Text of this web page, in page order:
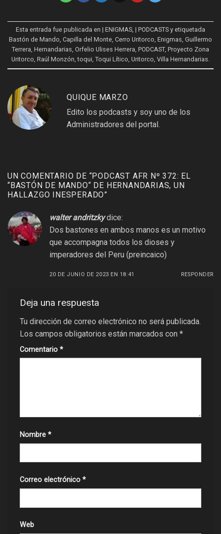
Esta entrada fue publicada en | ENIGMAS | PODCASTS y etiquetada
Bastón de Mando Capilla del Monte Cerro Uritorco Enigmas Guillermo
Terrera Hernandarias Orfelio Ulises Herrera PODCAST, Proyecto Zona
Uritorco Raúl Monzón ,toqui Toqui Lítico Uritorco Villa Hernandarias
QUIQUE MARZO
Edito los podcasts y soy uno de los
Administradores del portal.
UN COMENTARIO DE “PODCAST AFR Nº 372: EL
“BASTÓN DE MANDO“ DE HERNANDARIAS, UN
HALLAZGO INESPERADO”
walter andritzky dice:
Dos bastones en ambos manos es un motivo
que accompagna todos los dioses y
imperadores del Peru (preincaico)
20 DE JUNIO DE 2023 EN 18:41 RESPONDER
Deja una respuesta
Tu dirección de correo electrónico no será publicada.
Los campos obligatorios están marcados con *
Comentario *
Nombre *
Correo electrónico *
Web